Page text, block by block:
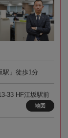
駅」徒歩1分
33 HF江坂駅前
地図